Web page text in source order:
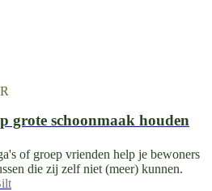
grote schoonmaak houden
of groep vrienden help je bewoners
die zij zelf niet (meer) kunnen.